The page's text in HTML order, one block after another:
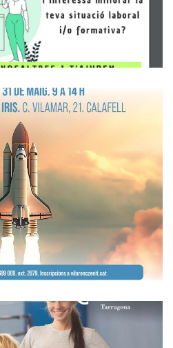
I Vendes